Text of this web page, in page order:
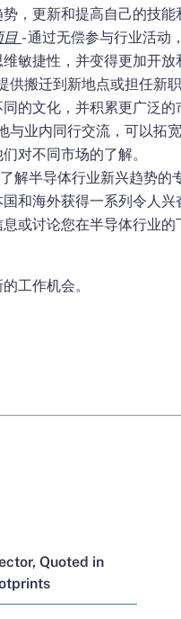
，更新和提高自己的技能
目 - 通过无偿参与行业活动
敏捷性，并变得更加开放
供搬迁到新地点或担任新
的文化，并积累更广泛的
与业内同行交流，可以拓
对不同市场的了解。
解半导体行业新兴趋势的
和海外获得一系列令人兴
或讨论您在半导体行业
工作机会。
Quoted in